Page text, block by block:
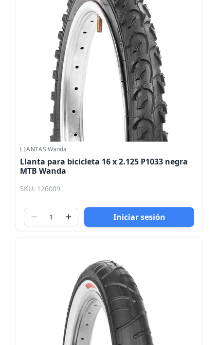
LLANTAS·Wanda
Llanta para bicicleta 16 x 2.125 P1033 negra
MTB Wanda
SKU: 126009
Iniciar sesión